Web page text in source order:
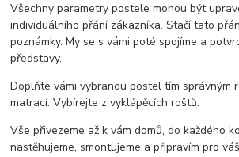
Všechny parametry postele mohou být
individuálního přání zákazníka. Stačí tato
poznámky. My se s vámi poté spojíme a
představy.
Doplňte vámi vybranou postel tím správným
matrací. Vybírejte z vyklápěcích roštů.
Vše přivezeme až k vám domů, do každého
nastěhujeme, smontujeme a připravím pro